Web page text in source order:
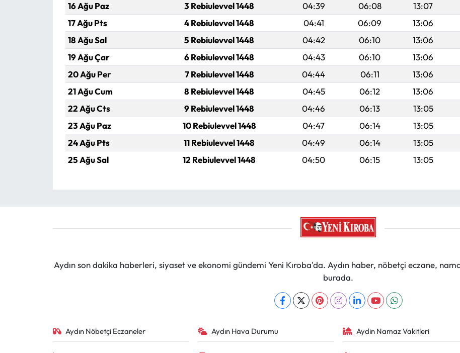
16 Ağu Paz
3 Rebiulevvel 1448 04:39 06:08 13:07
17 Ağu Pts
4 Rebiulevvel 1448 04:41 06:09 13:06
18 Ağu Sal
5 Rebiulevvel 1448 04:42 06:10 13:06
19 Ağu Çar
6 Rebiulevvel 1448 04:43 06:10 13:06
20 Ağu Per
7 Rebiulevvel 1448 04:44 06:11 13:06
21 Ağu Cum
8 Rebiulevvel 1448 04:45 06:12 13:06
22 Ağu Cts
9 Rebiulevvel 1448 04:46 06:13 13:05
23 Ağu Paz
10 Rebiulevvel 1448 04:47 06:14 13:05
24 Ağu Pts
11 Rebiulevvel 1448 04:49 06:14 13:05
25 Ağu Sal
12 Rebiulevvel 1448 04:50 06:15 13:05
Aydın son dakika haberleri, siyaset ve ekonomi gündemi Yeni Kıroba'da. Aydın haber, nöbetçi eczane,
burada.
Aydın Nöbetçi Eczaneler Aydın Hava Durumu Aydin Namaz Vakitleri